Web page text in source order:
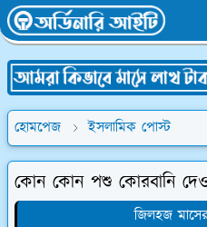
হোমপেজ ইসলামিক পোস্ট
কোন কোন পশু কোরবানি
জিলহজ